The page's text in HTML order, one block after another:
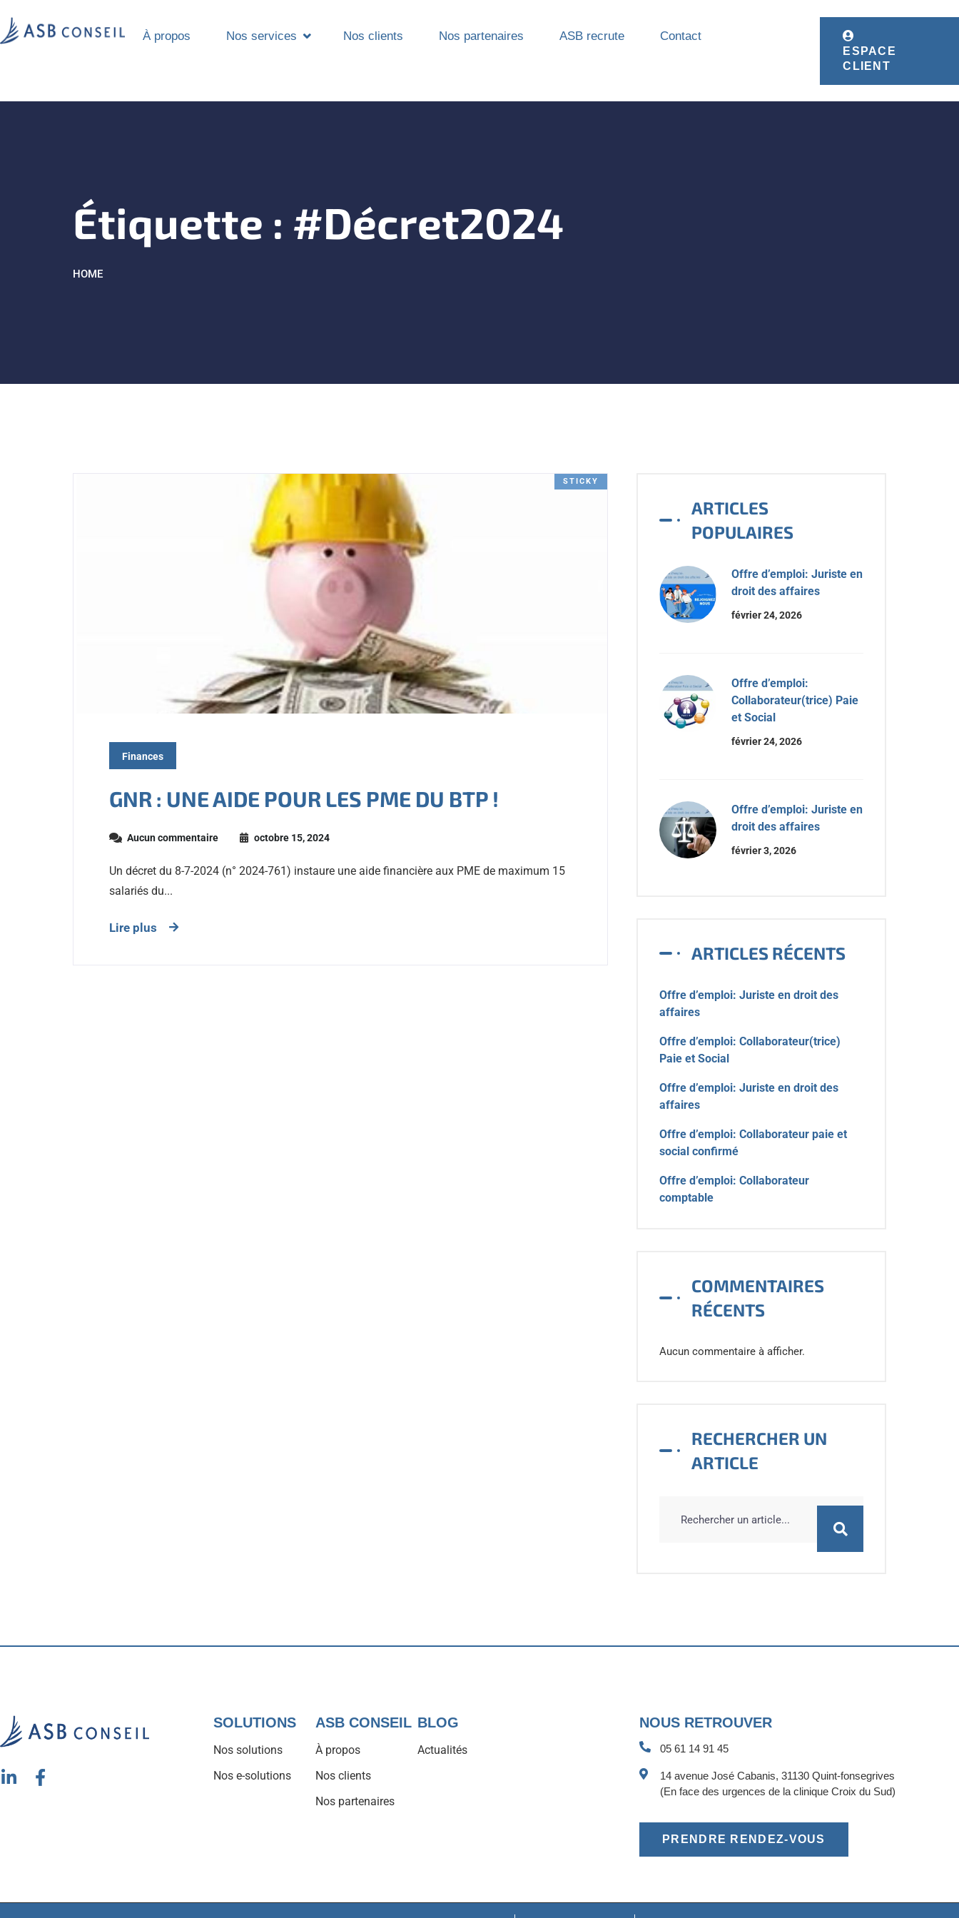
À propos Nos services Nos clients Nos partenaires ASB recrute Contact
ESPACE
CLIENT
Étiquette : #Décret2024
HOME
STICKY
Finances
GNR : UNE AIDE POUR LES PME DU BTP !
Aucun commentaire octobre 15, 2024
Un décret du 8-7-2024 (n° 2024-761) instaure une aide financière aux PME de maximum 15
salariés du...
Lire plus
ARTICLES
POPULAIRES
Offre d’emploi: Juriste en
droit des affaires
février 24, 2026
Offre d’emploi:
Collaborateur(trice) Paie
et Social
février 24, 2026
Offre d’emploi: Juriste en
droit des affaires
février 3, 2026
ARTICLES RÉCENTS
Offre d’emploi: Juriste en droit des
affaires
Offre d’emploi: Collaborateur(trice)
Paie et Social
Offre d’emploi: Juriste en droit des
affaires
Offre d’emploi: Collaborateur paie et
social confirmé
Offre d’emploi: Collaborateur
comptable
COMMENTAIRES
RÉCENTS
Aucun commentaire à afficher.
RECHERCHER UN
ARTICLE
SOLUTIONS
Nos solutions
Nos e-solutions
ASB CONSEIL
À propos
Nos clients
Nos partenaires
BLOG
Actualités
NOUS RETROUVER
05 61 14 91 45
14 avenue José Cabanis, 31130 Quint-fonsegrives
(En face des urgences de la clinique Croix du Sud)
PRENDRE RENDEZ-VOUS